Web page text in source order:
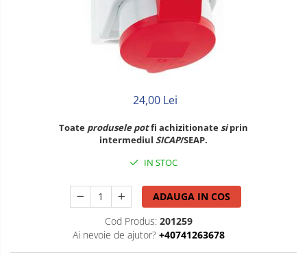
24,00 Lei
Toate produsele potfi achizitionatesiprin
intermediul SICAP/SEAP.
IN STOC
ADAUGA IN COS
Cod Produs: 201259
Ai nevoie de ajutor? +40741263678